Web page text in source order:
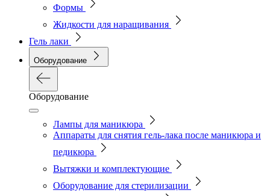
Формы
Жидкости для наращивания
Гель лаки
Оборудование
Оборудование
Лампы для маникюра
Аппараты для снятия гель-лака после маникюра и
педикюра
Вытяжки и комплектующие
Оборудование для стерилизации